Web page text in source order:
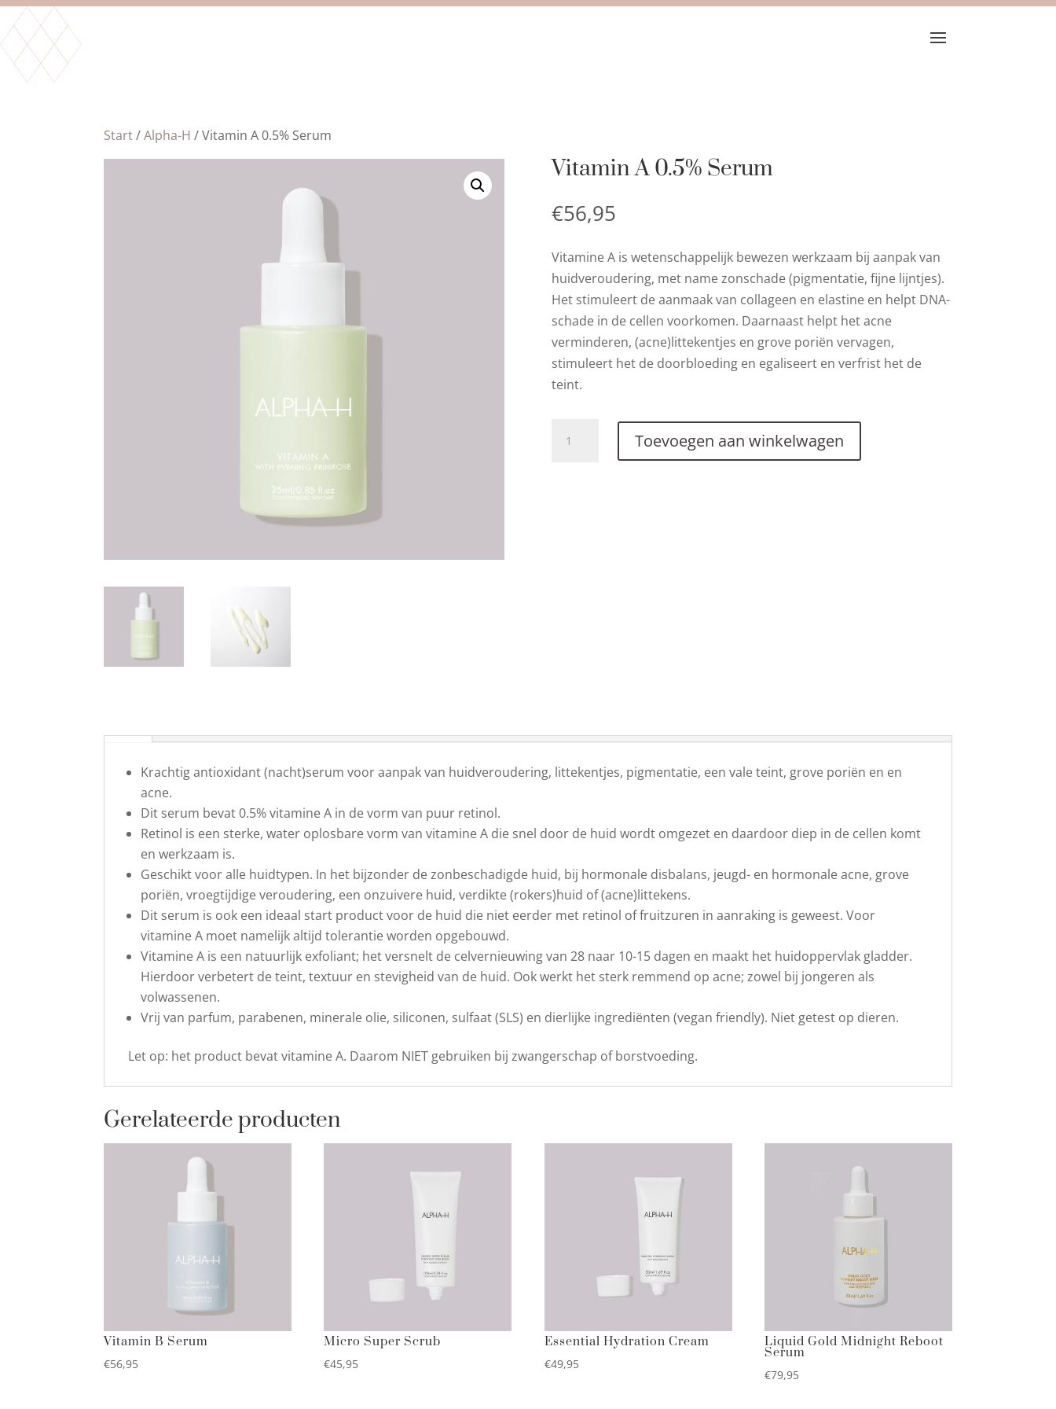
Start/Alpha-H / Vitamin A 0.5% Serum
Vitamin A 0.5% Serum
€56,95
Vitamine A is wetenschappelijk bewezen werkzaam bij aanpak van
huidveroudering, met name zonschade (pigmentatie, fijne lijntjes).
Het stimuleert de aanmaak van collageen en elastine en helpt DNA-
schade in de cellen voorkomen. Daarnaast helpt het acne
verminderen, (acne)littekentjes en grove poriën vervagen,
stimuleert het de doorbloeding en egaliseert en verfrist het de
teint.
Toevoegen aan winkelwagen
Krachtig antioxidant (nacht)serum voor aanpak van huidveroudering, littekentjes, pigmentatie, een vale teint, grove poriën en en
acne.
Dit serum bevat 0.5% vitamine A in de vorm van puur retinol.
Retinol is een sterke, water oplosbare vorm van vitamine A die snel door de huid wordt omgezet en daardoor diep in de cellen komt
en werkzaam is.
Geschikt voor alle huidtypen. In het bijzonder de zonbeschadigde huid, bij hormonale disbalans, jeugd- en hormonale acne, grove
poriën, vroegtijdige veroudering, een onzuivere huid, verdikte (rokers)huid of (acne)littekens.
Dit serum is ook een ideaal start product voor de huid die niet eerder met retinol of fruitzuren in aanraking is geweest. Voor
vitamine A moet namelijk altijd tolerantie worden opgebouwd.
Vitamine A is een natuurlijk exfoliant; het versnelt de celvernieuwing van 28 naar 10-15 dagen en maakt het huidoppervlak gladder.
Hierdoor verbetert de teint, textuur en stevigheid van de huid. Ook werkt het sterk remmend op acne; zowel bij jongeren als
volwassenen.
Vrij van parfum, parabenen, minerale olie, siliconen, sulfaat (SLS) en dierlijke ingrediënten (vegan friendly). Niet getest op dieren.
Let op: het product bevat vitamine A. Daarom NIET gebruiken bij zwangerschap of borstvoeding.
Gerelateerde producten
Vitamin B Serum
€56,95
Micro Super Scrub
€45,95
Essential Hydration Cream
€49,95
Liquid Gold Midnight Reboot
Serum
€79,95